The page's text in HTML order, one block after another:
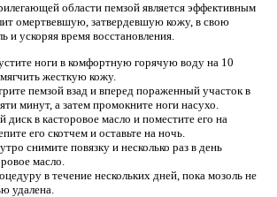
области пемзой является эффективным
омертвевшую, затвердевшую кожу, в свою
и ускоряя время восстановления.
ноги в комфортную горячую воду на 10
жесткую кожу.
пемзой взад и вперед пораженный участок в
минут, а затем промокните ноги насухо.
диск в касторовое масло и поместите его на
его скотчем и оставьте на ночь.
снимите повязку и несколько раз в день
масло.
в течение нескольких дней, пока мозоль не
удалена.